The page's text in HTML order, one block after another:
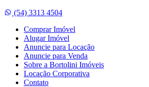
Whatsapp
(54) 3313 4504
Comprar Imóvel
Alugar Imóvel
Anuncie para Locação
Anuncie para Venda
Sobre a Bortolini Imóveis
Locação Corporativa
Contato